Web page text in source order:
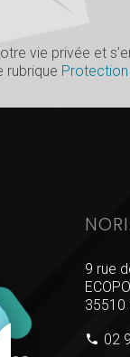
vie privée et
rubrique
9 rue
35510
02